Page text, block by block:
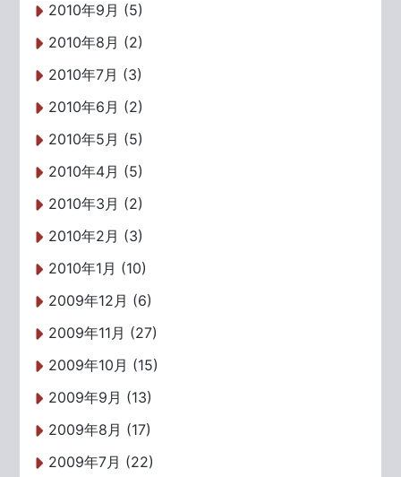
2010年9月 (5)
2010年8月 (2)
2010年7月 (3)
2010年6月 (2)
2010年5月 (5)
2010年4月 (5)
2010年3月 (2)
2010年2月 (3)
2010年1月 (10)
2009年12月 (6)
2009年11月 (27)
2009年10月 (15)
2009年9月 (13)
2009年8月 (17)
2009年7月 (22)